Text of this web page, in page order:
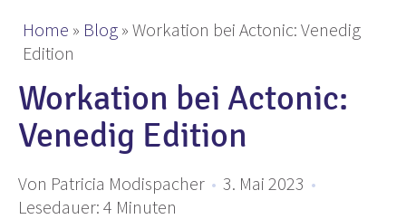
Home » Blog » Workation bei Actonic: Venedig
Edition
Workation bei Actonic:
Venedig Edition
Von Patricia Modispacher • 3. Mai 2023 •
Lesedauer: 4 Minuten